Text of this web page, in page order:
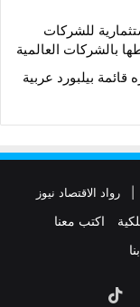
للشركات
بالشركات العالمية
بيلبورد عربية
رواد الاقتصاد نيوز
اكتب معنا